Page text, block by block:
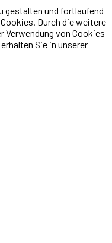
gestalten und fortlaufend
Durch die weitere
Verwendung von Cookies
Sie in unserer